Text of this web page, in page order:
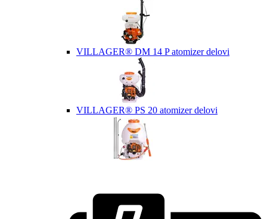
VILLAGER® DM 14 P atomizer delovi
VILLAGER® PS 20 atomizer delovi